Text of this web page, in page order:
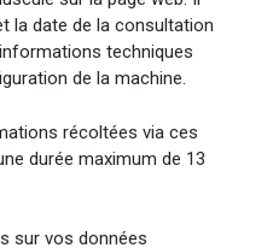
la date de la consultation
techniques
de la machine.
récoltées via ces
durée maximum de 13
sur vos données